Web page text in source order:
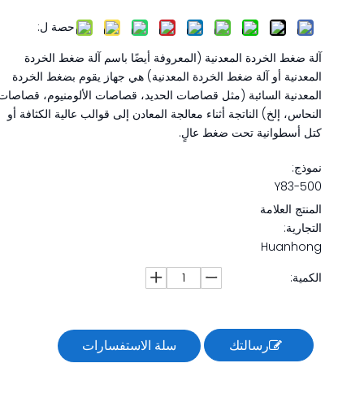
حصة ل:
آلة ضغط الخردة المعدنية (المعروفة أيضًا باسم آلة ضغط الخردة
المعدنية أو آلة ضغط الخردة المعدنية) هي جهاز يقوم بضغط الخردة
المعدنية السائبة (مثل قصاصات الحديد، قصاصات الألومنيوم،
النحاس، إلخ) الناتجة أثناء معالجة المعادن إلى قوالب عالية الكثافة أو
كتل أسطوانية تحت ضغط عالٍ.
نموذج:
Y83-500
المنتج العلامة
التجارية:
Huanhong
الكمية:
رسالتك سلة الاستفسارات